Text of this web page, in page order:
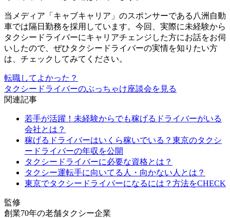
当メディア「キャブキャリア」のスポンサーである八洲自動
車では隔日勤務を採用しています。今回、実際に未経験から
タクシードライバーにキャリアチェンジした方にお話をお伺
いしたので、ぜひタクシードライバーの実情を知りたい方
は、チェックしてみてください。
転職してよかった？
タクシードライバーのぶっちゃけ座談会を見る
関連記事
若手が活躍！未経験からでも稼げるドライバーがいる
会社とは？
稼げるドライバーはいくら稼いでいる？東京のタクシ
ードライバーの年収を公開
タクシードライバーに必要な資格とは？
タクシー運転手に向いてる人・向かない人とは？
東京でタクシードライバーになるには？方法をCHECK
監修
創業70年の老舗タクシー企業